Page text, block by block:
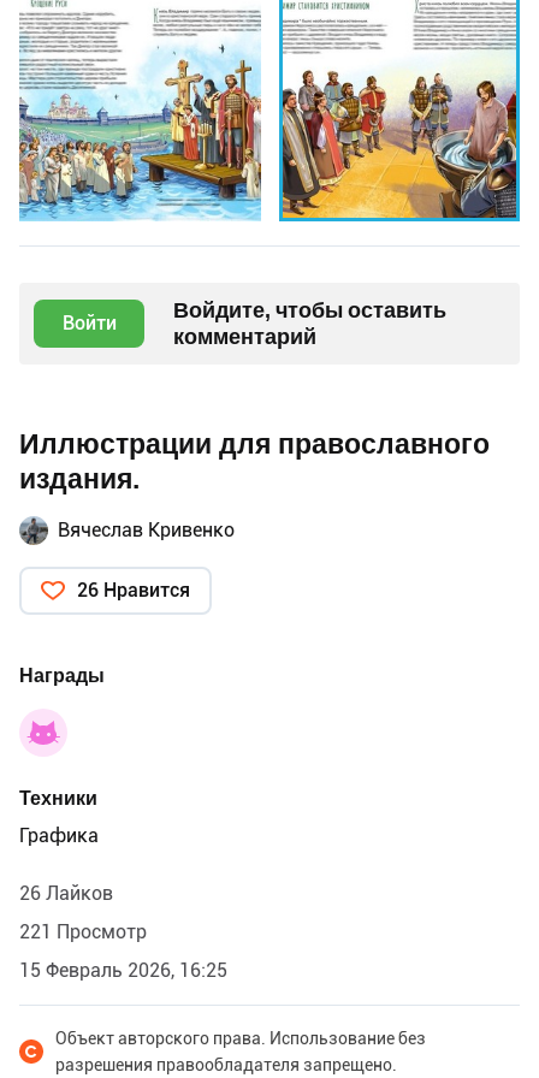
Войти
Войдите, чтобы оставить
комментарий
Иллюстрации для православного
издания.
Вячеслав Кривенко
26 Нравится
Награды
Техники
Графика
26 Лайков
221 Просмотр
15 Февраль 2026, 16:25
Объект авторского права. Использование без
разрешения правообладателя запрещено.